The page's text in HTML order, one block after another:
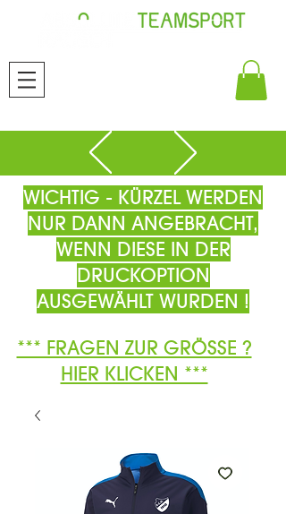
WICHTIG - KÜRZEL WERDEN
NUR DANN ANGEBRACHT,
WENN DIESE IN DER
DRUCKOPTION
AUSGEWÄHLT WURDEN !
*** FRAGEN ZUR GRÖSSE ?
HIER KLICKEN ***